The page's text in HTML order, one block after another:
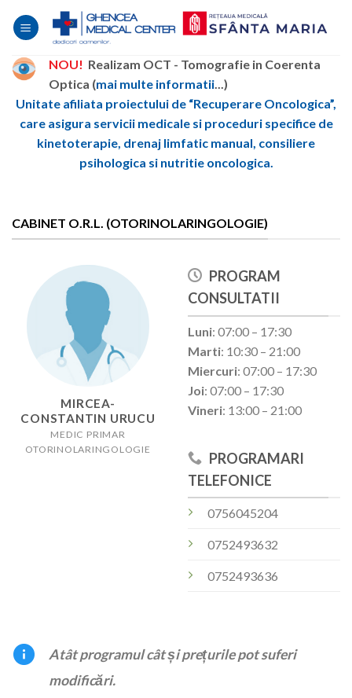
NOU! Realizam OCT - Tomografie in Coerenta
Optica (mai multe informatii...)
Unitate afiliata proiectului de “Recuperare Oncologica”,
care asigura servicii medicale si proceduri specifice de
kinetoterapie, drenaj limfatic manual, consiliere
psihologica si nutritie oncologica.
CABINET O.R.L. (OTORINOLARINGOLOGIE)
MIRCEA-
CONSTANTIN URUCU
MEDIC PRIMAR
OTORINOLARINGOLOGIE
PROGRAM
CONSULTATII
Luni: 07:00 – 17:30
Marti: 10:30 – 21:00
Miercuri: 07:00 – 17:30
Joi: 07:00 – 17:30
Vineri: 13:00 – 21:00
PROGRAMARI
TELEFONICE
0756045204
0752493632
0752493636
Atât programul cât și prețurile pot suferi
modificări.